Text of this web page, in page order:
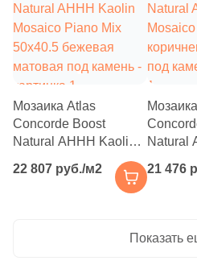
33x34 ( 4)
33x119.7 (4)
33.3x33.3 (
33x75 (10)
33.5x33.5 (9)
33x45 (76)
Мозаика Atlas
Concorde Boost
Natural AHHH Kaolin
50x40.5 бежевая
матовая под камень
22 807 руб./м2
Natural
21 476
Показать